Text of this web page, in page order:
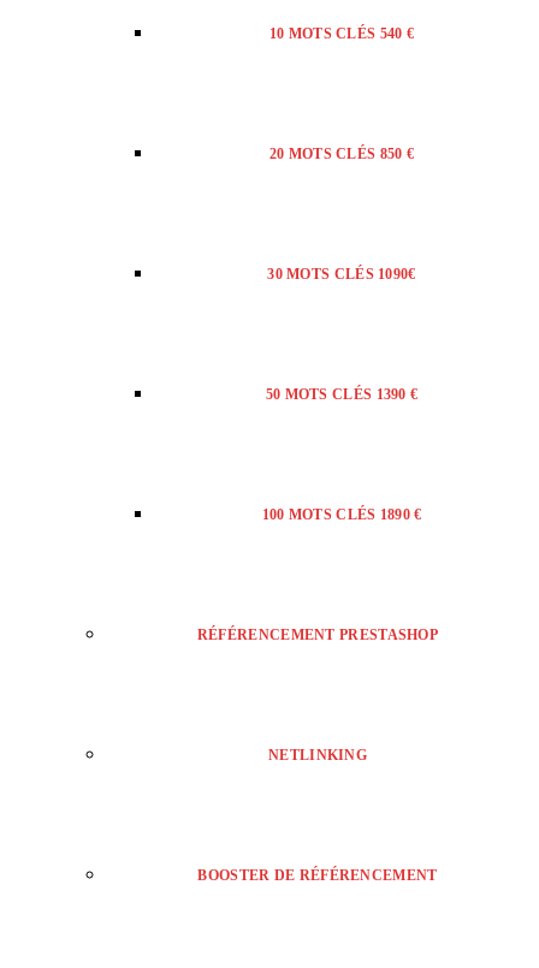
10 MOTS CLÉS 540 €
20 MOTS CLÉS 850 €
30 MOTS CLÉS 1090€
50 MOTS CLÉS 1390 €
100 MOTS CLÉS 1890 €
RÉFÉRENCEMENT PRESTASHOP
NETLINKING
BOOSTER DE RÉFÉRENCEMENT